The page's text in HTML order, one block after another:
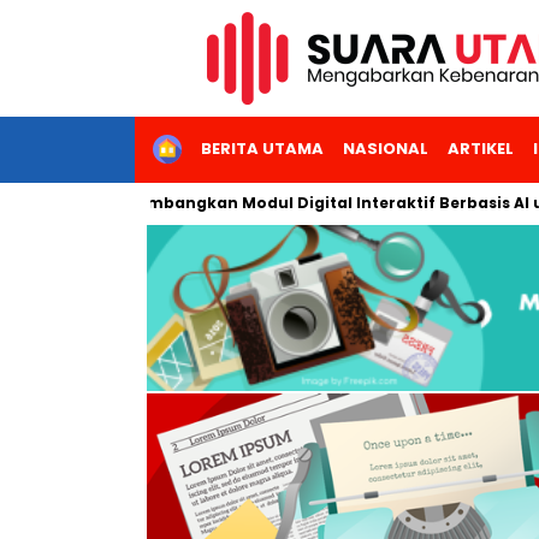
HOMEBERITA UTAMA NASIONAL ARTIKEL
Jakarta Kembangkan Modul Digital Interaktif Berbasis AI